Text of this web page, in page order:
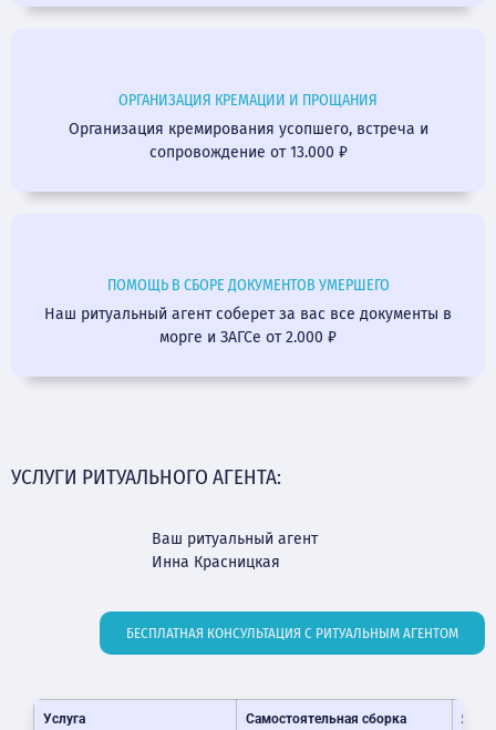
ОРГАНИЗАЦИЯ КРЕМАЦИИ И ПРОЩАНИЯ
Организация кремирования усопшего, встреча и
сопровождение от 13.000 ₽
ПОМОЩЬ В СБОРЕ ДОКУМЕНТОВ УМЕРШЕГО
Наш ритуальный агент соберет за вас все документы в
морге и ЗАГСе от 2.000 ₽
УСЛУГИ РИТУАЛЬНОГО АГЕНТА:
Ваш ритуальный агент
Инна Красницкая
БЕСПЛАТНАЯ КОНСУЛЬТАЦИЯ С РИТУАЛЬНЫМ АГЕНТОМ
Услуга
Самостоятельная сборка
Я